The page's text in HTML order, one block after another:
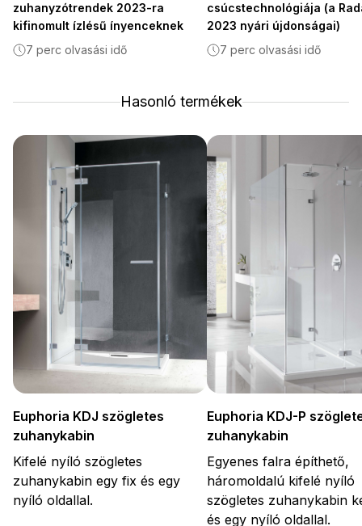
zuhanyzótrendek 2023-ra
kifinomult ízlésű ínyenceknek
7 perc olvasási idő
csúcstechnológiája (a
2023 nyári újdonságai)
7 perc olvasási idő
Hasonló termékek
Euphoria KDJ szögletes
zuhanykabin
Kifelé nyíló szögletes
zuhanykabin egy fix és egy
nyíló oldallal.
Euphoria KDJ-P
zuhanykabin
Egyenes falra építhető,
háromoldalú kifelé nyíló
szögletes zuhanykabin
és egy nyíló oldallal.